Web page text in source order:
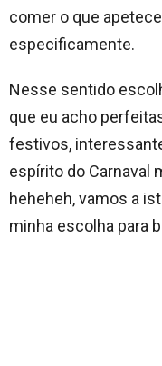
comer o que
especificamente.
Nesse sentido
que eu acho
festivos,
espírito do Carnaval
heheheh, vamos a
minha escolha para